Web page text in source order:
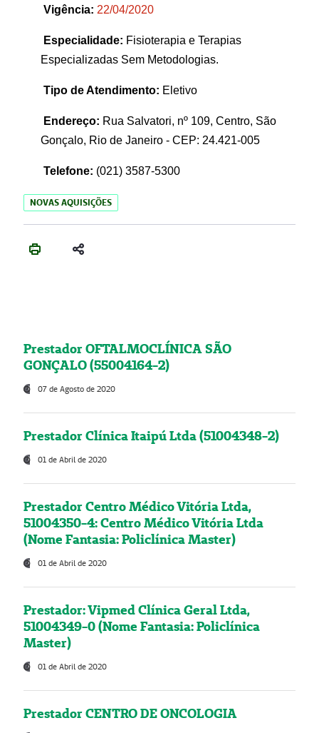
Vigência: 22/04/2020
Especialidade: Fisioterapia e Terapias
Especializadas Sem Metodologias.
Tipo de Atendimento: Eletivo
Endereço: Rua Salvatori, nº 109, Centro, São
Gonçalo, Rio de Janeiro - CEP: 24.421-005
Telefone: (021) 3587-5300
NOVAS AQUISIÇÕES
Prestador OFTALMOCLÍNICA SÃO
GONÇALO (55004164-2)
07 de Agosto de 2020
Prestador Clínica Itaipú Ltda (51004348-2)
01 de Abril de 2020
Prestador Centro Médico Vitória Ltda,
51004350-4: Centro Médico Vitória Ltda
(Nome Fantasia: Policlínica Master)
01 de Abril de 2020
Prestador: Vipmed Clínica Geral Ltda,
51004349-0 (Nome Fantasia: Policlínica
Master)
01 de Abril de 2020
Prestador CENTRO DE ONCOLOGIA